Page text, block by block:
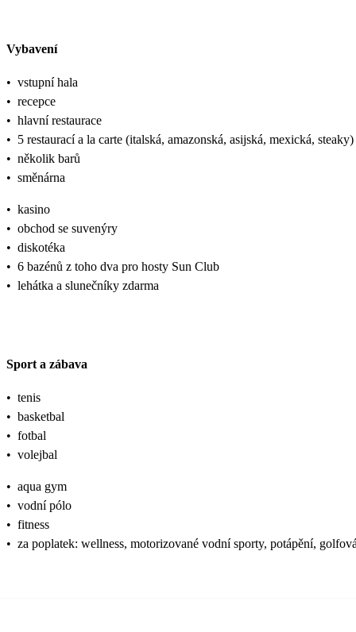
Vybavení
• vstupní hala
• recepce
• hlavní restaurace
• 5 restaurací a la carte (italská, amazonská, asijská, mexická, steaky)
• několik barů
• směnárna
• kasino
• obchod se suvenýry
• diskotéka
• 6 bazénů z toho dva pro hosty Sun Club
• lehátka a slunečníky zdarma
Sport a zábava
• tenis
• basketbal
• fotbal
• volejbal
• aqua gym
• vodní pólo
• fitness
• za poplatek: wellness, motorizované vodní sporty, potápění,